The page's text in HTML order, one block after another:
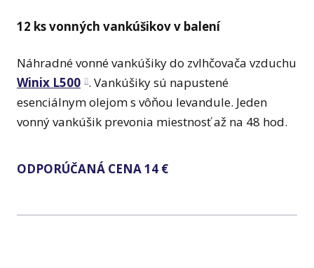
12 ks vonných vankúšikov v balení
Náhradné vonné vankúšiky do zvlhčovača vzduchu
Winix L500 . Vankúšiky sú napustené
esenciálnym olejom s vôňou levandule. Jeden
vonný vankúšik prevonia miestnosť až na 48 hod.
ODPORÚČANÁ CENA 14 €